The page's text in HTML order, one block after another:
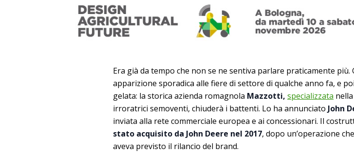
Era già da tempo che non se ne sentiva parlare praticamente più.
apparizione sporadica alle fiere di settore di qualche anno fa, e
gelata: la storica azienda romagnola Mazzotti, specializzata
irroratrici semoventi, chiuderà i battenti. Lo ha annunciato John
inviata alla rete commerciale europea e ai concessionari. Il
stato acquisito da John Deere nel 2017, dopo un’operazione
aveva previsto il rilancio del brand.